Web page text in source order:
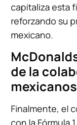
capitaliza esta
reforzando su
mexicano.
de la
mexicanos
Finalmente, el